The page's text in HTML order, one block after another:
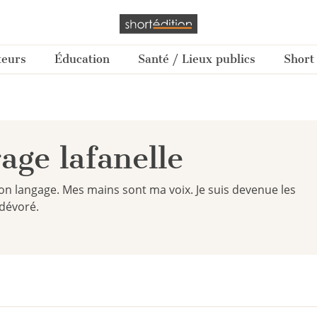
Éducation Santé / Lieux publics
lafanelle
langage. Mes mains sont ma voix. Je suis devenue les